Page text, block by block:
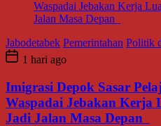
Jabodetabek Pemerintahan Politik
1 hari ago
Imigrasi Depok Sasar
Waspadai Jebakan Kerja
Jadi Jalan Masa Depan